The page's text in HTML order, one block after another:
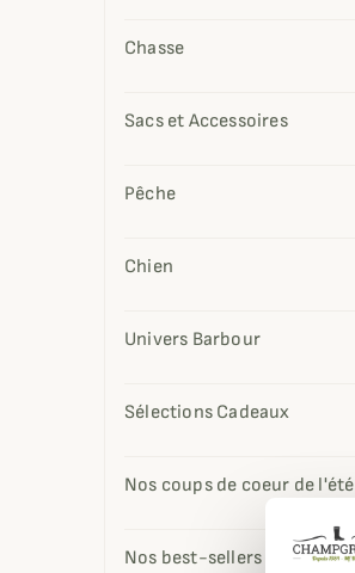
Chasse
Sacs et Accessoires
Pêche
Chien
Univers Barbour
Sélections Cadeaux
Nos coups de coeur de l'été
Nos best-sellers